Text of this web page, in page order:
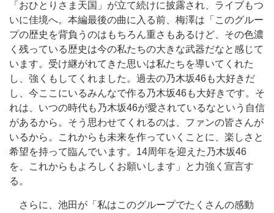
「おひとりさま天国」が立て続けに披露され、ライブもつ
いに佳境へ。本編最後の曲に入る前、梅澤は「このグルー
プの歴史を背負うのはもちろん重さもあるけど、その色濃
く残っている歴史は今の私たちの大きな武器だなと感じて
います。受け継がれてきた思いは私たちを導いてくれた
し、強くもしてくれました。過去の乃木坂46も大好きだ
し、今ここにいるみんなで作る乃木坂46も大好きです。そ
れは、いつの時代も乃木坂46が愛されているなという自信
があるから。そう思わせてくれるのは、ファンの皆さんが
いるから。これからも未来を作っていくことに、楽しさと
希望を持って臨んでいます。14周年を迎えた乃木坂46
を、これからもよろしくお願いします」と力強く宣言す
る。
さらに、池田が「私はこのグループでたくさんの感動